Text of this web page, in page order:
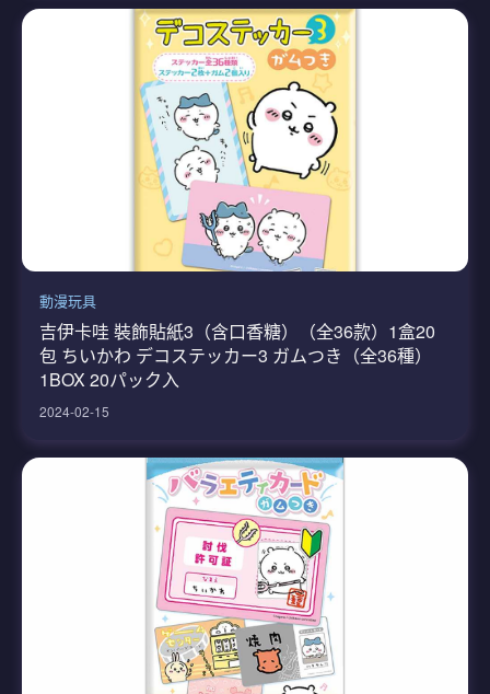
動漫玩具
吉伊卡哇 裝飾貼紙3（含口香糖）（全36款）1盒20
包 ちいかわ デコステッカー3 ガムつき（全36種）
1BOX 20パック入
2024-02-15